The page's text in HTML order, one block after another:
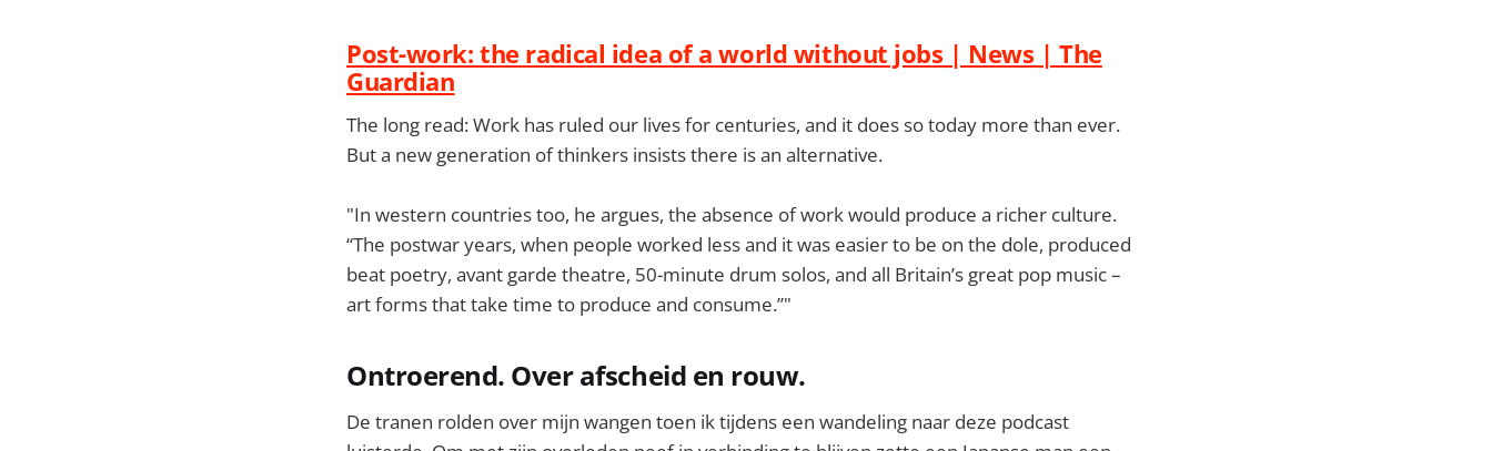
Post-work: the radical idea of a world without jobs | News | The
Guardian
The long read: Work has ruled our lives for centuries, and it does so today more than ever.
But a new generation of thinkers insists there is an alternative.
"In western countries too, he argues, the absence of work would produce a richer culture.
“The postwar years, when people worked less and it was easier to be on the dole, produced
beat poetry, avant garde theatre, 50-minute drum solos, and all Britain’s great pop music –
art forms that take time to produce and consume.”"
Ontroerend. Over afscheid en rouw.
De tranen rolden over mijn wangen toen ik tijdens een wandeling naar deze podcast